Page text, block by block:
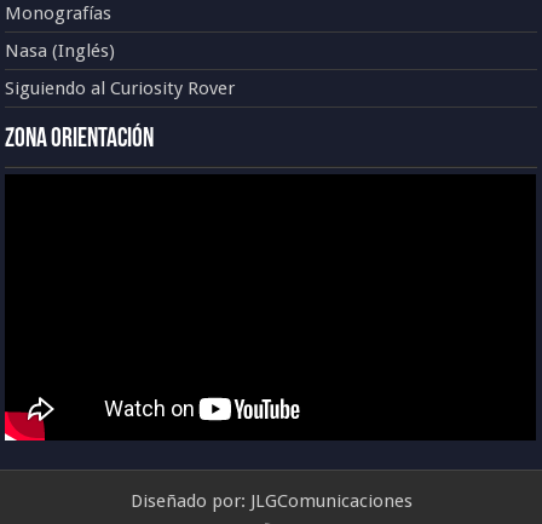
Monografías
Nasa (Inglés)
Siguiendo al Curiosity Rover
Zona Orientación
Diseñado por: JLGComunicaciones